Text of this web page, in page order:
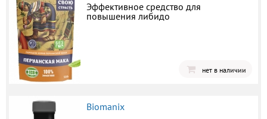
Эффективное средство для
повышения либидо
нет в наличии
Biomanix